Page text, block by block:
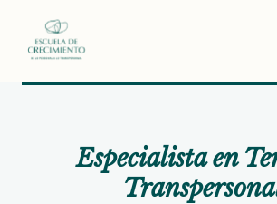
Especialista en